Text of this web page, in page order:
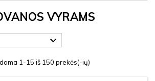
VYRAMS

1-15 iš 150 prekės(-ių)